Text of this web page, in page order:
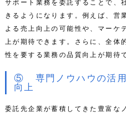
サポート業務を委託することで、
きるようになります。例えば、営
よる売上向上の可能性や、マーケ
上が期待できます。 さらに、全体
性を要する業務の品質向上が期待
⑤ 専門ノウハウの活用
向上
委託先企業が蓄積してきた豊富な